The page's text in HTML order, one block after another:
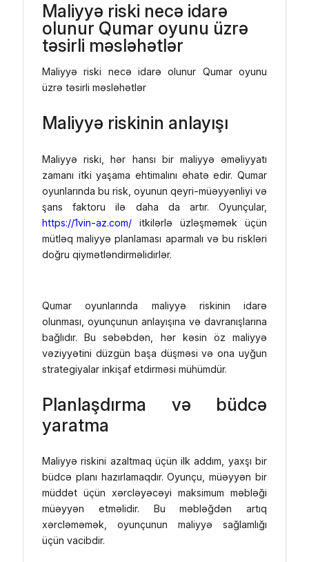
Maliyyə riski necə idarə
olunur Qumar oyunu üzrə
təsirli məsləhətlər
Maliyyə riski necə idarə olunur Qumar oyunu
üzrə təsirli məsləhətlər
Maliyyə riskinin anlayışı
Maliyyə riski, hər hansı bir maliyyə əməliyyatı
zamanı itki yaşama ehtimalını əhatə edir. Qumar
oyunlarında bu risk, oyunun qeyri-müəyyənliyi və
şans faktoru ilə daha da artır. Oyunçular,
https://1vin-az.com/ itkilərlə üzləşməmək üçün
mütləq maliyyə planlaması aparmalı və bu riskləri
doğru qiymətləndirməlidirlər.
Qumar oyunlarında maliyyə riskinin idarə
olunması, oyunçunun anlayışına və davranışlarına
bağlıdır. Bu səbəbdən, hər kəsin öz maliyyə
vəziyyətini düzgün başa düşməsi və ona uyğun
strategiyalar inkişaf etdirməsi mühümdür.
Planlaşdırma və büdcə
yaratma
Maliyyə riskini azaltmaq üçün ilk addım, yaxşı bir
büdcə planı hazırlamaqdır. Oyunçu, müəyyən bir
müddət üçün xərcləyəcəyi maksimum məbləği
müəyyən etməlidir. Bu məbləğdən artıq
xərcləməmək, oyunçunun maliyyə sağlamlığı
üçün vacibdir.